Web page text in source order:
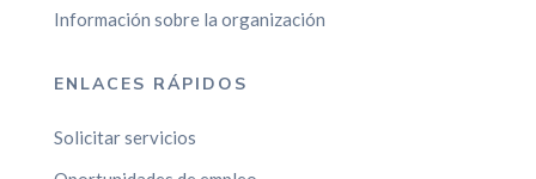
Información sobre la organización
ENLACES RÁPIDOS
Solicitar servicios